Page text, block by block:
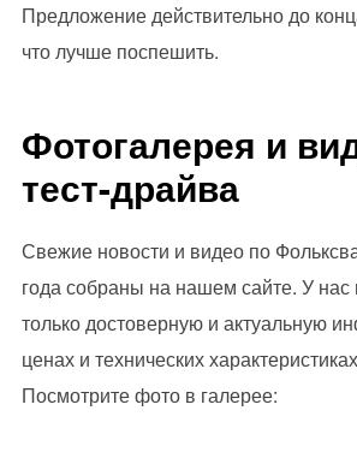
Предложение действительно до
что лучше поспешить.
Фотогалерея и
тест-драйва
Свежие новости и видео по
года собраны на нашем сайте. У нас
только достоверную и актуальную
ценах и технических
Посмотрите фото в галерее: